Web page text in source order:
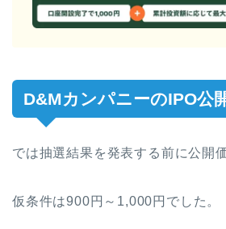
D&MカンパニーのIPO公
では抽選結果を発表する前に公開
仮条件は900円～1,000円でした。